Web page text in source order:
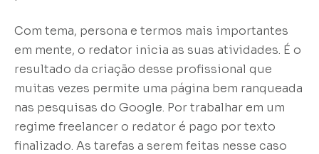
Com tema, persona e termos mais importantes
em mente, o redator inicia as suas atividades. É o
resultado da criação desse profissional que
muitas vezes permite uma página bem ranqueada
nas pesquisas do Google. Por trabalhar em um
regime freelancer o redator é pago por texto
finalizado. As tarefas a serem feitas nesse caso